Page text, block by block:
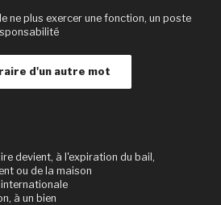
ne plus exercer une fonction, un poste
d'un autre mot
devient, à l'expiration du bail,
ou de la maison
à un bien